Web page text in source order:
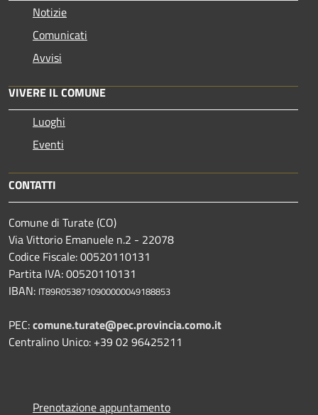
Notizie
Comunicati
Avvisi
VIVERE IL COMUNE
Luoghi
Eventi
CONTATTI
Comune di Turate (CO)
Via Vittorio Emanuele n.2 - 22078
Codice Fiscale: 00520110131
Partita IVA: 00520110131
IBAN: IT89R0538710900000049188853
PEC:comune.turate@pec.provincia.como.it
Centralino Unico: +39 02 96425211
Prenotazione appuntamento